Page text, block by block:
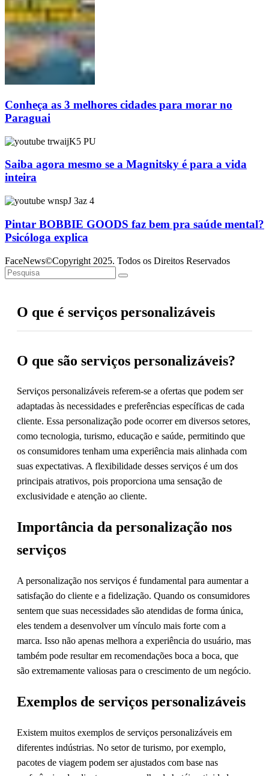
Conheça as 3 melhores cidades para morar no
Paraguai
Saiba agora mesmo se a Magnitsky é para a vida
inteira
Pintar BOBBIE GOODS faz bem pra saúde mental?
Psicóloga explica
FaceNews©Copyright 2025. Todos os Direitos Reservados
O que é serviços personalizáveis
O que são serviços personalizáveis?
Serviços personalizáveis referem-se a ofertas que podem ser
adaptadas às necessidades e preferências específicas de cada
cliente. Essa personalização pode ocorrer em diversos setores,
como tecnologia, turismo, educação e saúde, permitindo que
os consumidores tenham uma experiência mais alinhada com
suas expectativas. A flexibilidade desses serviços é um dos
principais atrativos, pois proporciona uma sensação de
exclusividade e atenção ao cliente.
Importância da personalização nos
serviços
A personalização nos serviços é fundamental para aumentar a
satisfação do cliente e a fidelização. Quando os consumidores
sentem que suas necessidades são atendidas de forma única,
eles tendem a desenvolver um vínculo mais forte com a
marca. Isso não apenas melhora a experiência do usuário, mas
também pode resultar em recomendações boca a boca, que
são extremamente valiosas para o crescimento de um negócio.
Exemplos de serviços personalizáveis
Existem muitos exemplos de serviços personalizáveis em
diferentes indústrias. No setor de turismo, por exemplo,
pacotes de viagem podem ser ajustados com base nas